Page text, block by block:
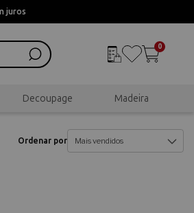
juros
0
Decoupage Madeira
Ordenar por